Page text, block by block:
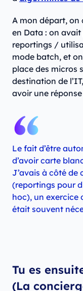
A mon départ, on
en Data : on avait
reportings /
mode batch, et
place des micros
destination de
avoir une
Le fait d’être
d’avoir carte
J’avais à côté de
(reportings pour
hoc), un
était souvent
Tu es
(La